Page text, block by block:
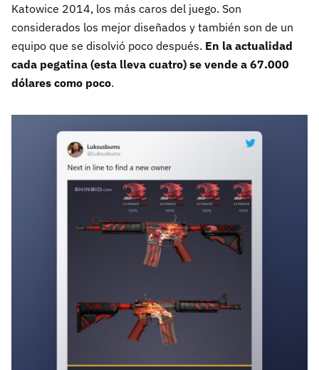
Katowice 2014, los más caros del juego. Son
considerados los mejor diseñados y también son de un
equipo que se disolvió poco después. En la actualidad
cada pegatina (esta lleva cuatro) se vende a 67.000
dólares como poco.